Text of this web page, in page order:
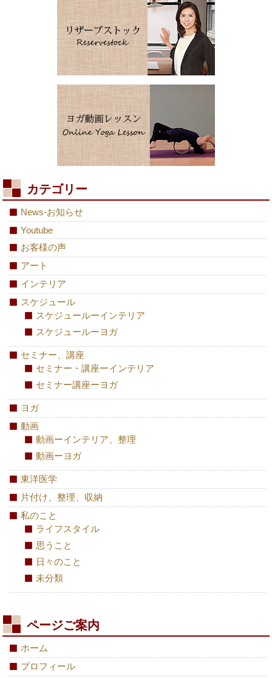
カテゴリー
News-お知らせ
Youtube
お客様の声
アート
インテリア
スケジュール
スケジュールーインテリア
スケジュールーヨガ
セミナー、講座
セミナー・講座ーインテリア
セミナー講座ーヨガ
ヨガ
動画
動画ーインテリア、整理
動画ーヨガ
東洋医学
片付け、整理、収納
私のこと
ライフスタイル
思うこと
日々のこと
未分類
ページご案内
ホーム
プロフィール